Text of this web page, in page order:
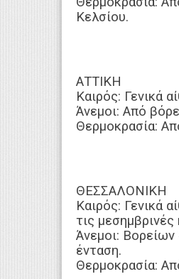
Κελσίου.
ΑΤΤΙΚΗ
Καιρός: Γενικά
Άνεμοι: Από
Θερμοκρασία:
ΘΕΣΣΑΛΟΝΙΚΗ
Καιρός: Γενικά
τις
Άνεμοι: Βορείων
ένταση.
Θερμοκρασία: